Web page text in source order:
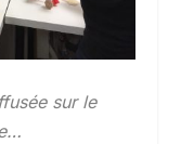
sur le